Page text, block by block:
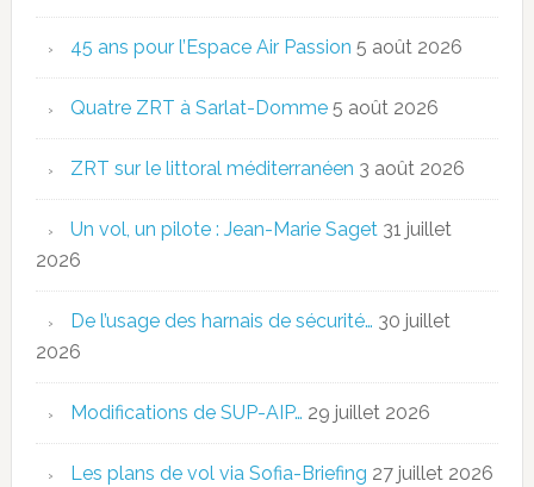
45 ans pour l’Espace Air Passion 5 août 2026
Quatre ZRT à Sarlat-Domme 5 août 2026
ZRT sur le littoral méditerranéen 3 août 2026
Un vol, un pilote : Jean-Marie Saget 31 juillet
2026
De l’usage des harnais de sécurité… 30 juillet
2026
Modifications de SUP-AIP… 29 juillet 2026
Les plans de vol via Sofia-Briefing 27 juillet 2026